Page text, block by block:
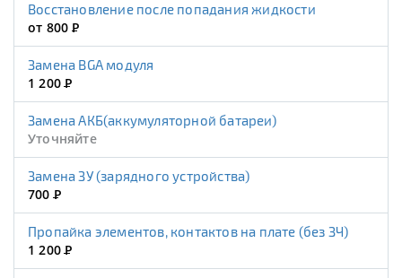
Восстановление после попадания жидкости
от 800Р
Замена BGA модуля
1 200Р
Замена АКБ(аккумуляторной батареи)
Уточняйте
Замена ЗУ (зарядного устройства)
700Р
Пропайка элементов, контактов на плате (без ЗЧ)
1 200Р